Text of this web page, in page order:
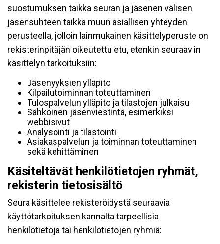
suostumuksen taikka seuran ja jäsenen välisen
jäsensuhteen taikka muun asiallisen yhteyden
perusteella, jolloin lainmukainen käsittelyperuste on
rekisterinpitäjän oikeutettu etu, etenkin seuraaviin
käsittelyn tarkoituksiin:
Jäsenyyksien ylläpito
Kilpailutoiminnan toteuttaminen
Tulospalvelun ylläpito ja tilastojen julkaisu
Sähköinen jäsenviestintä, esimerkiksi
webbisivut
Analysointi ja tilastointi
Asiakaspalvelun ja toiminnan toteuttaminen
sekä kehittäminen
Käsiteltävät henkilötietojen ryhmät,
rekisterin tietosisältö
Seura käsittelee rekisteröidystä seuraavia
käyttötarkoituksen kannalta tarpeellisia
henkilötietoja tai henkilötietojen ryhmiä: